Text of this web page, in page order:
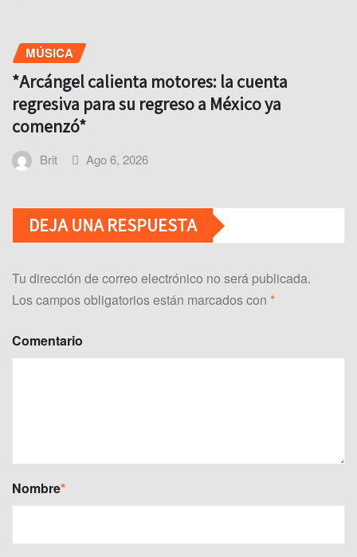
MÚSICA
*Arcángel calienta motores: la cuenta
regresiva para su regreso a México ya
comenzó*
Brit Ago 6, 2026
DEJA UNA RESPUESTA
Tu dirección de correo electrónico no será publicada.
Los campos obligatorios están marcados con *
Comentario
Nombre*